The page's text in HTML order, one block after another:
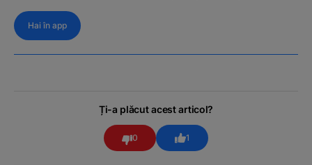
Hai în app
Ți-a plăcut acest articol?
0 1